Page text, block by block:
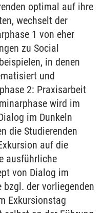
optimal auf ihre
wechselt der
1 von eher
zu Social
in denen
und
2: Praxisarbeit
wird im
im Dunkeln
die Studierenden
auf die
ausführliche
von Dialog im
der vorliegenden
Exkursionstag